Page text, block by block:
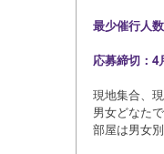
最少催行人
応募締切：4
現地集合、現
男女どなた
部屋は男女